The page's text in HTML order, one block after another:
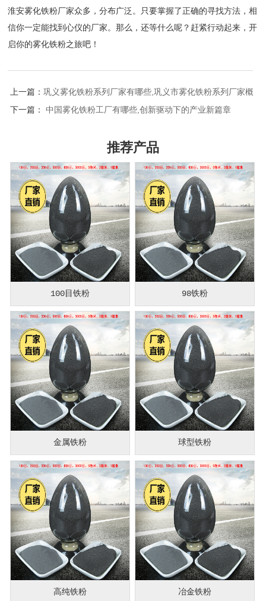
淮安雾化铁粉厂家众多，分布广泛。只要掌握了正确的寻找方法，相
信你一定能找到心仪的厂家。那么，还等什么呢？赶紧行动起来，开
启你的雾化铁粉之旅吧！
上一篇：巩义雾化铁粉系列厂家有哪些,巩义市雾化铁粉系列厂家概览
下一篇：中国雾化铁粉工厂有哪些,创新驱动下的产业新篇章
推荐产品
100目铁粉 98铁粉
金属铁粉 球型铁粉
高纯铁粉 冶金铁粉